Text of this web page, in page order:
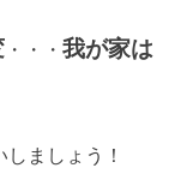
・・・我が家は
ましょう！